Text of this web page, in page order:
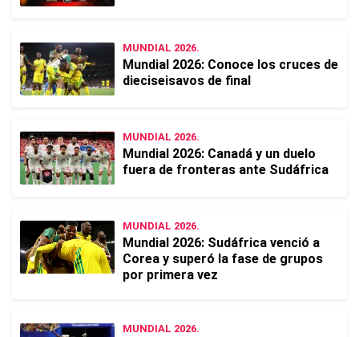
MUNDIAL 2026.
Mundial 2026: Conoce los cruces de
dieciseisavos de final
MUNDIAL 2026.
Mundial 2026: Canadá y un duelo
fuera de fronteras ante Sudáfrica
MUNDIAL 2026.
Mundial 2026: Sudáfrica venció a
Corea y superó la fase de grupos
por primera vez
MUNDIAL 2026.